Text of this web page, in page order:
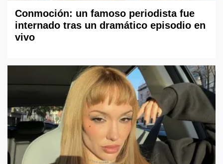
Conmoción: un famoso periodista fue
internado tras un dramático episodio en
vivo